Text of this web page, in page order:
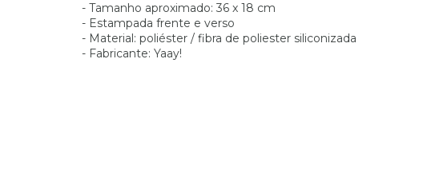
- Tamanho aproximado: 36 x 18 cm
- Estampada frente e verso
- Material: poliéster / fibra de poliester siliconizada
- Fabricante: Yaay!